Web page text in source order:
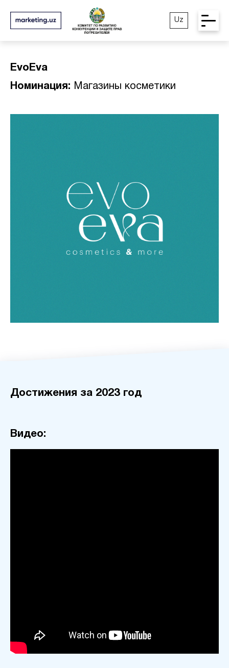
Uz
EvoEva
Номинация: Магазины косметики
Достижения за 2023 год
Видео: